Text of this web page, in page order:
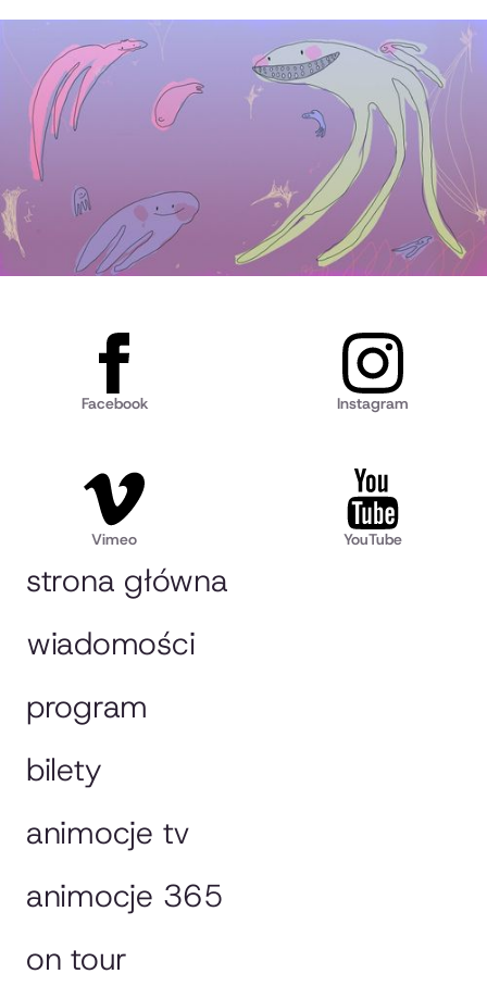
strona główna
wiadomości
program
bilety
animocje tv
animocje 365
on tour
Facebook Instagram
Vimeo YouTube